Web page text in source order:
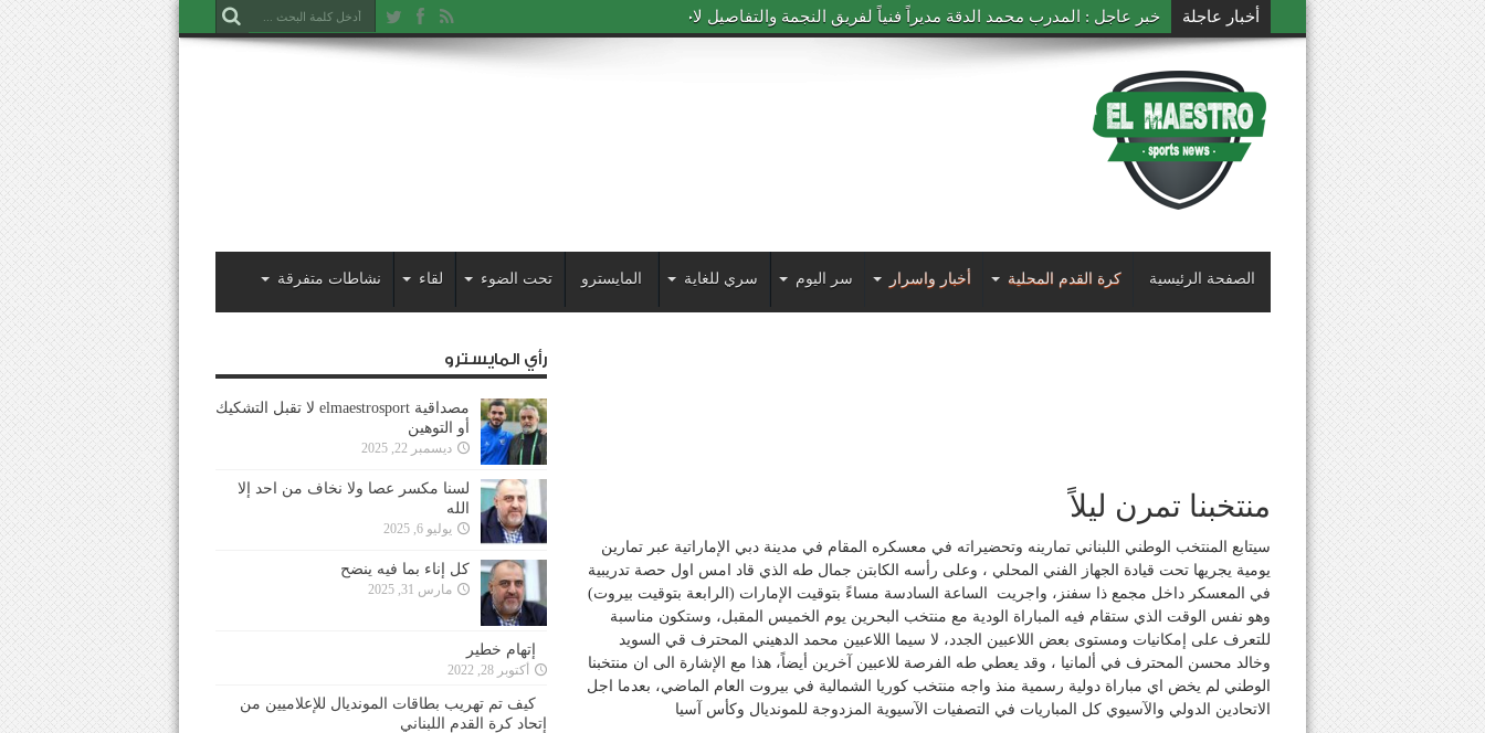
أخبار عاجلة خبر عاجل : المدرب محمد الدقة مديراً فنياً لفريق النجمة والتفاصيل لاحقاً
الصفحة الرئيسية كرة القدم المحلية أخبار واسرار سر اليوم سري للغاية المايسترو تحت الضوء لقاء نشاطات متفرقة
منتخبنا تمرن ليلاً
سيتابع المنتخب الوطني اللبناني تمارينه وتحضيراته في معسكره المقام في مدينة دبي الإماراتية عبر تمارين
يومية يجريها تحت قيادة الجهاز الفني المحلي ، وعلى رأسه الكابتن جمال طه الذي قاد امس اول حصة تدريبية
في المعسكر داخل مجمع ذا سفنز، واجريت الساعة السادسة مساءً بتوقيت الإمارات (الرابعة بتوقيت بيروت)
وهو نفس الوقت الذي ستقام فيه المباراة الودية مع منتخب البحرين يوم الخميس المقبل، وستكون مناسبة
للتعرف على إمكانيات ومستوى بعض اللاعبين الجدد، لا سيما اللاعبين محمد الدهيني المحترف قي السويد
وخالد محسن المحترف في ألمانيا ، وقد يعطي طه الفرصة للاعبين آخرين أيضاً، هذا مع الإشارة الى ان منتخبنا
الوطني لم يخض اي مباراة دولية رسمية منذ واجه منتخب كوريا الشمالية في بيروت العام الماضي، بعدما اجل
الاتحادين الدولي والآسيوي كل المباريات في التصفيات الآسيوية المزدوجة للمونديال وكأس آسيا
رأي المايسترو
مصداقية elmaestrosport لا تقبل التشكيك
أو التوهين
ديسمبر 22, 2025
لسنا مكسر عصا ولا نخاف من احد إلا
الله
يوليو 6, 2025
كل إناء بما فيه ينضح
مارس 31, 2025
إتهام خطير
أكتوبر 28, 2022
كيف تم تهريب بطاقات المونديال للإعلاميين من
إتحاد كرة القدم اللبناني